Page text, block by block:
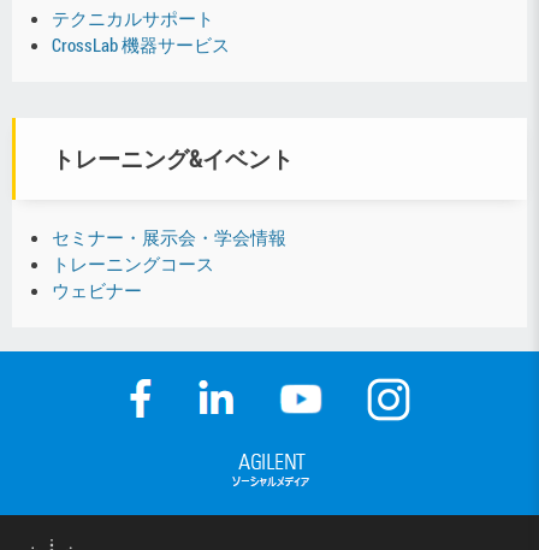
テクニカルサポート
CrossLab 機器サービス
トレーニング&イベント
セミナー・展示会・学会情報
トレーニングコース
ウェビナー